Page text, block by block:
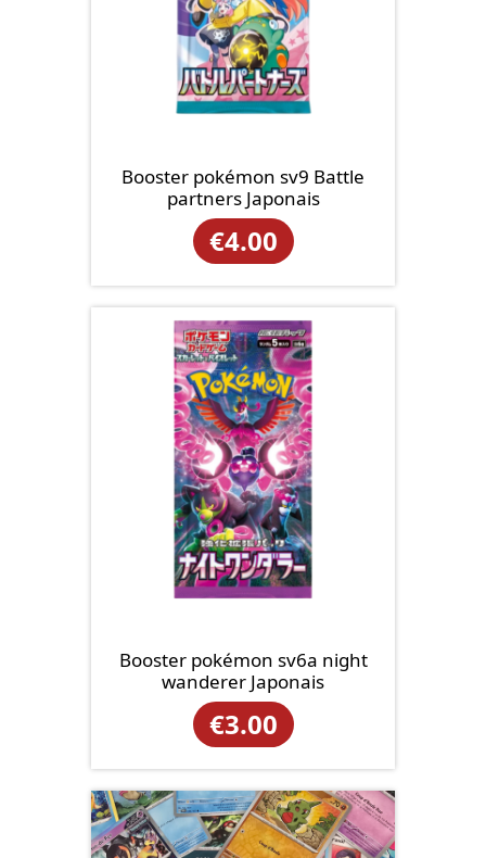
Booster pokémon sv9 Battle
partners Japonais
€4.00
Booster pokémon sv6a night
wanderer Japonais
€3.00